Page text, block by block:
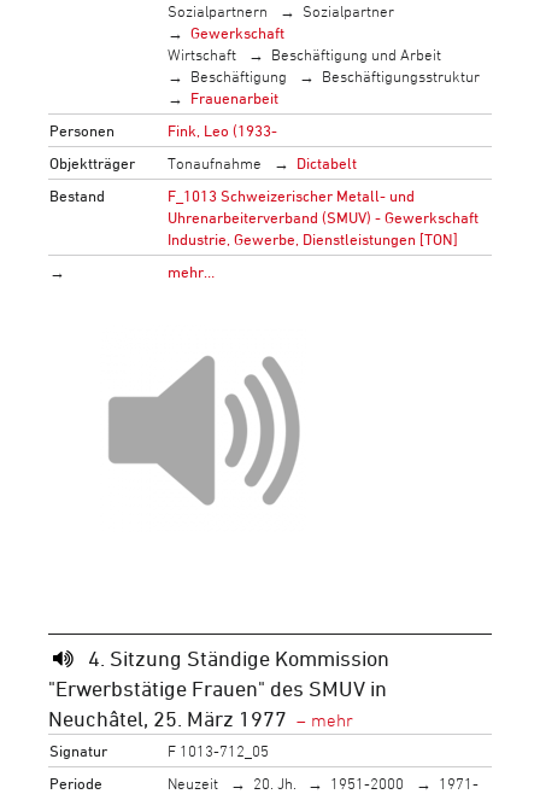
Sozialpartnern
Sozialpartner
Gewerkschaft
Wirtschaft
Beschäftigung und Arbeit
Beschäftigung
Beschäftigungsstruktur
Frauenarbeit
Personen
Fink, Leo (1933-
Objektträger
Tonaufnahme
Dictabelt
Bestand
F_1013 Schweizerischer Metall- und
Uhrenarbeiterverband (SMUV) - Gewerkschaft
Industrie, Gewerbe, Dienstleistungen [TON]
→
mehr…
4. Sitzung Ständige Kommission
"Erwerbstätige Frauen" des SMUV in
Neuchâtel, 25. März 1977
Signatur
F 1013-712_05
Periode
Neuzeit 20. Jh. 1951-2000
1971-